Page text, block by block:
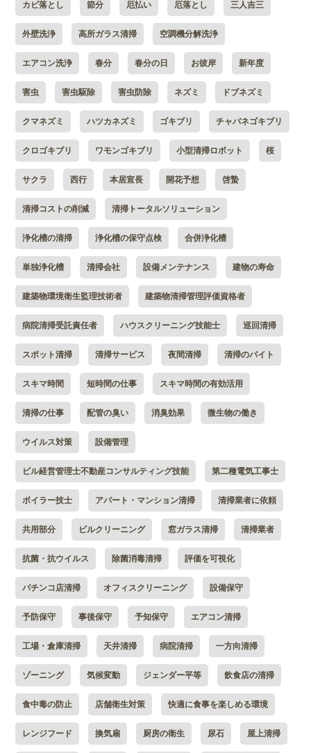
カビ落とし 節分 厄払い 厄落とし 三人吉三
外壁洗浄 高所ガラス清掃 空調機分解洗浄
エアコン洗浄 春分 春分の日 お彼岸 新年度
害虫 害虫駆除 害虫防除 ネズミ ドブネズミ
クマネズミ ハツカネズミ ゴキブリ チャバネゴキブリ
クロゴキブリ ワモンゴキブリ 小型清掃ロボット 桜
サクラ 西行 本居宣長 開花予想 啓蟄
清掃コストの削減 清掃トータルソリューション
浄化槽の清掃 浄化槽の保守点検 合併浄化槽
単独浄化槽 清掃会社 設備メンテナンス 建物の寿命
建築物環境衛生監理技術者 建築物清掃管理評価資格者
病院清掃受託責任者 ハウスクリーニング技能士 巡回清掃
スポット清掃 清掃サービス 夜間清掃 清掃のバイト
スキマ時間 短時間の仕事 スキマ時間の有効活用
清掃の仕事 配管の臭い 消臭効果 微生物の働き
ウイルス対策 設備管理
ビル経営管理士不動産コンサルティング技能 第二種電気工事士
ボイラー技士 アパート・マンション清掃 清掃業者に依頼
共用部分 ビルクリーニング 窓ガラス清掃 清掃業者
抗菌・抗ウイルス 除菌消毒清掃 評価を可視化
パチンコ店清掃 オフィスクリーニング 設備保守
予防保守 事後保守 予知保守 エアコン清掃
工場・倉庫清掃 天井清掃 病院清掃 一方向清掃
ゾーニング 気候変動 ジェンダー平等 飲食店の清掃
食中毒の防止 店舗衛生対策 快適に食事を楽しめる環境
レンジフード 換気扇 厨房の衛生 尿石 屋上清掃